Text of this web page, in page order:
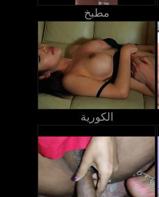
مطبخ
الكورية